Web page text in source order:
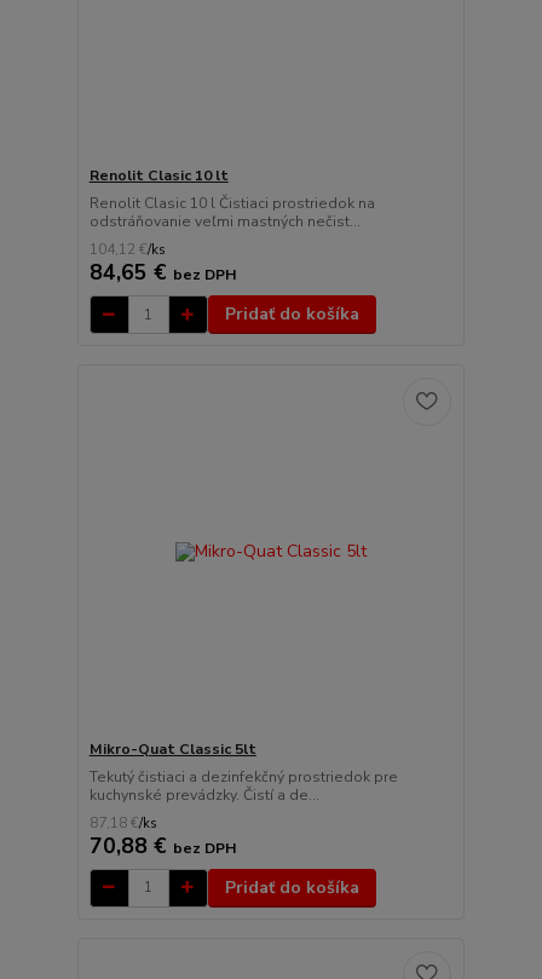
Renolit Clasic 10 lt
Renolit Clasic 10 l Čistiaci prostriedok na
odstráňovanie veľmi mastných nečist...
104,12 €/ks
84,65 € bez DPH
Pridať do košíka
Mikro-Quat Classic 5lt
Tekutý čistiaci a dezinfekčný prostriedok pre
kuchynské prevádzky. Čistí a de...
87,18 €/ks
70,88 € bez DPH
Pridať do košíka